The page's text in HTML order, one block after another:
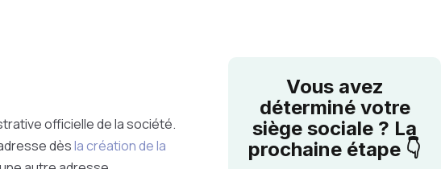
officielle de la société.
dèsla création de la
Vous avez
déterminé votre
siège sociale ? La
prochaine étape 👇